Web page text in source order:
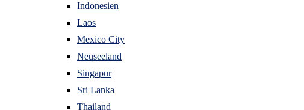
Indonesien
Laos
Mexico City
Neuseeland
Singapur
Sri Lanka
Thailand